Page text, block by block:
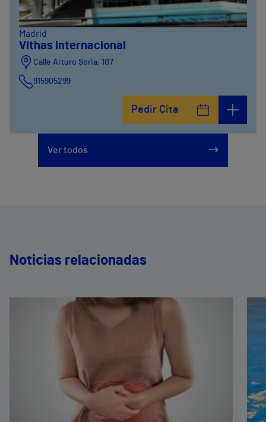
Madrid
Vithas Internacional
Calle Arturo Soria, 107
915905299
Pedir Cita
Ver todos
Noticias relacionadas